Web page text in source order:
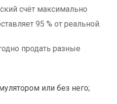
счёт максимально
95 % от реальной.
продать разные
или без него;